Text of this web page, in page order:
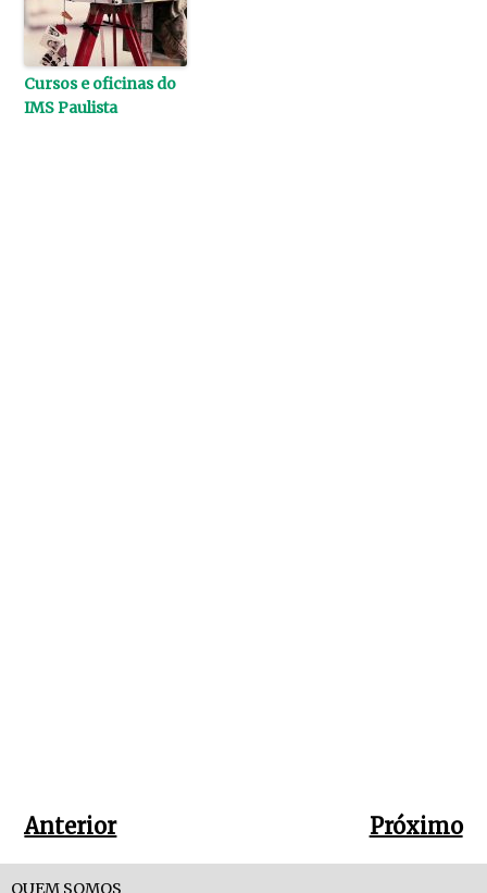
Cursos e oficinas do
IMS Paulista
Anterior Próximo
QUEM SOMOS